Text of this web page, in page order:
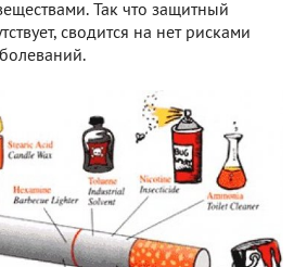
Так что защитный
сводится на нет рисками